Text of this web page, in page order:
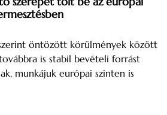
öntözött körülmények között
is stabil bevételi forrást
munkájuk európai szinten is